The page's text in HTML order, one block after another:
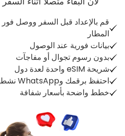
قم بالإعداد قبل السفر ووصل
المطار
بيانات فورية عند الوصول
بدون رسوم تجوال أو مفاجآت
شريحة eSIM واحدة لعدة دول
احتفظ برقمك وWhatsApp نشطين
خطط واضحة بأسعار شفافة